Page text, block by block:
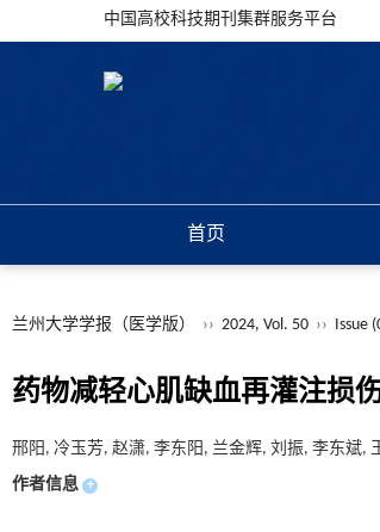
中国高校科技期刊集群服务平台
首页
兰州大学学报（医学版） ›› 2024, Vol. 50 ›› Issue
药物减轻心肌缺血再灌注损
邢阳, 冷玉芳, 赵潇, 李东阳, 兰金辉, 刘振, 李东斌,
作者信息 +